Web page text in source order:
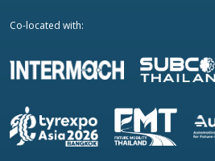
Co-located with: